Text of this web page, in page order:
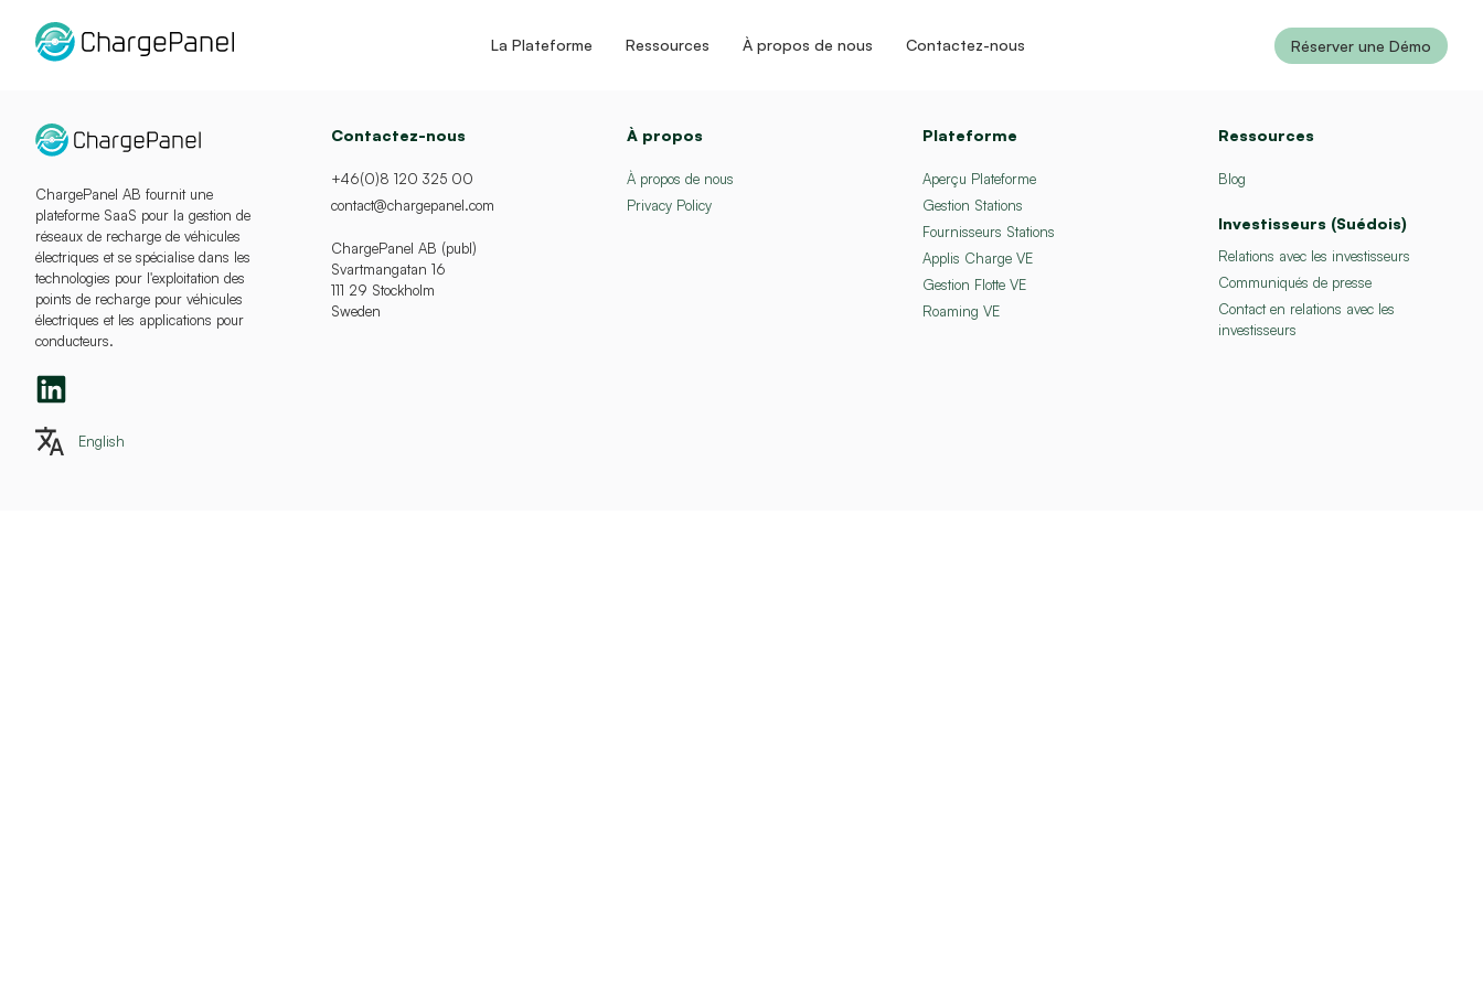
contenu
La Plateforme Ressources À propos de nous Contactez-nous Réserver une Démo
ChargePanel AB fournit une
plateforme SaaS pour la gestion de
réseaux de recharge de véhicules
électriques et se spécialise dans les
technologies pour l'exploitation des
points de recharge pour véhicules
électriques et les applications pour
conducteurs.
English
Contactez-nous
+46(0)8 120 325 00
contact@chargepanel.com
ChargePanel AB (publ)
Svartmangatan 16
111 29 Stockholm
Sweden
À propos
À propos de nous
Privacy Policy
Plateforme
Aperçu Plateforme
Gestion Stations
Fournisseurs Stations
Applis Charge VE
Gestion Flotte VE
Roaming VE
Ressources
Blog
Investisseurs (Suédois)
Relations avec les investisseurs
Communiqués de presse
Contact en relations avec les
investisseurs